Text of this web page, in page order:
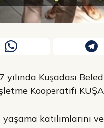
yılında Kuşadası
Kooperatifi
katılımlarını